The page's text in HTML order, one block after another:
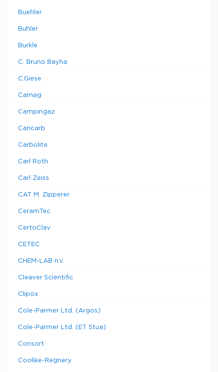
Buehler
Buhler
Burkle
C. Bruno Bayha
C.Giese
Camag
Campingaz
Cancarb
Carbolite
Carl Roth
Carl Zeiss
CAT M. Zipperer
CeramTec
CertoClav
CETEC
CHEM-LAB n.v.
Cleaver Scientific
Clipox
Cole-Parmer Ltd. (Argos)
Cole-Parmer Ltd. (ET Stua)
Consort
Coolike-Regnery